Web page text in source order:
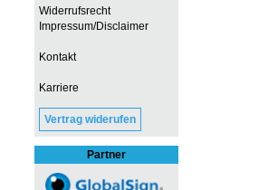
Widerrufsrecht
Impressum/Disclaimer
Kontakt
Karriere
Vertrag widerufen
Partner